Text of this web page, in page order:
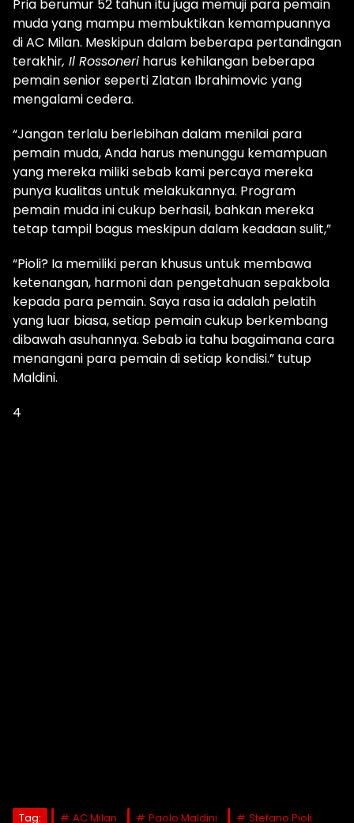
Pria berumur 52 tahun itu juga memuji para pemain
muda yang mampu membuktikan kemampuannya
di AC Milan. Meskipun dalam beberapa pertandingan
terakhir, Il Rossoneri harus kehilangan beberapa
pemain senior seperti Zlatan Ibrahimovic yang
mengalami cedera.
“Jangan terlalu berlebihan dalam menilai para
pemain muda, Anda harus menunggu kemampuan
yang mereka miliki sebab kami percaya mereka
punya kualitas untuk melakukannya. Program
pemain muda ini cukup berhasil, bahkan mereka
tetap tampil bagus meskipun dalam keadaan sulit,”
“Pioli? Ia memiliki peran khusus untuk membawa
ketenangan, harmoni dan pengetahuan sepakbola
kepada para pemain. Saya rasa ia adalah pelatih
yang luar biasa, setiap pemain cukup berkembang
dibawah asuhannya. Sebab ia tahu bagaimana cara
menangani para pemain di setiap kondisi.” tutup
Maldini.
4
Tag: AC Milan Paolo Maldini Stefano Pioli